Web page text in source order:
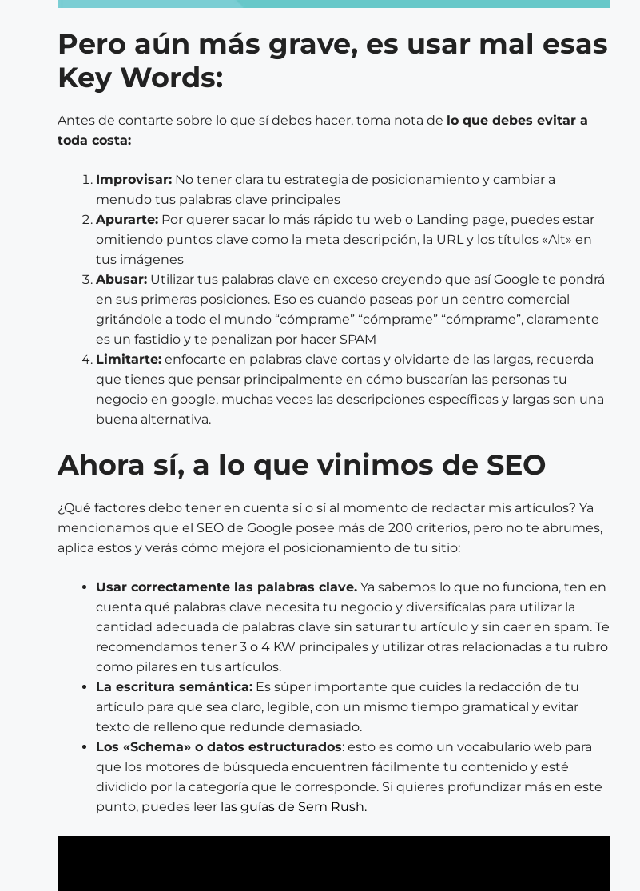
Pero aún más grave, es usar mal esas
Key Words:
Antes de contarte sobre lo que sí debes hacer, toma nota de lo que debes evitar a
toda costa:
Improvisar: No tener clara tu estrategia de posicionamiento y cambiar a
menudo tus palabras clave principales
Apurarte: Por querer sacar lo más rápido tu web o Landing page, puedes estar
omitiendo puntos clave como la meta descripción, la URL y los títulos «Alt» en
tus imágenes
Abusar: Utilizar tus palabras clave en exceso creyendo que así Google te pondrá
en sus primeras posiciones. Eso es cuando paseas por un centro comercial
gritándole a todo el mundo “cómprame” “cómprame” “cómprame”, claramente
es un fastidio y te penalizan por hacer SPAM
Limitarte: enfocarte en palabras clave cortas y olvidarte de las largas, recuerda
que tienes que pensar principalmente en cómo buscarían las personas tu
negocio en google, muchas veces las descripciones específicas y largas son una
buena alternativa.
Ahora sí, a lo que vinimos de SEO
¿Qué factores debo tener en cuenta sí o sí al momento de redactar mis artículos? Ya
mencionamos que el SEO de Google posee más de 200 criterios, pero no te abrumes,
aplica estos y verás cómo mejora el posicionamiento de tu sitio:
Usar correctamente las palabras clave. Ya sabemos lo que no funciona, ten en
cuenta qué palabras clave necesita tu negocio y diversifícalas para utilizar la
cantidad adecuada de palabras clave sin saturar tu artículo y sin caer en spam. Te
recomendamos tener 3 o 4 KW principales y utilizar otras relacionadas a tu rubro
como pilares en tus artículos.
La escritura semántica: Es súper importante que cuides la redacción de tu
artículo para que sea claro, legible, con un mismo tiempo gramatical y evitar
texto de relleno que redunde demasiado.
Los «Schema» o datos estructurados: esto es como un vocabulario web para
que los motores de búsqueda encuentren fácilmente tu contenido y esté
dividido por la categoría que le corresponde. Si quieres profundizar más en este
punto, puedes leer las guías de Sem Rush.